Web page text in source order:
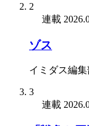
2
連載
ゾス
イミダス編集
3
連載